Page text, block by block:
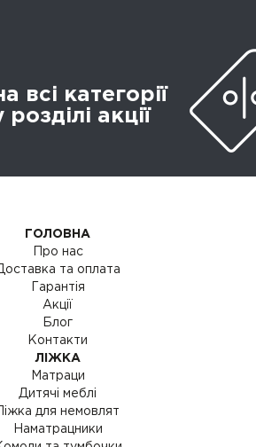
всі категорії
акції
ГОЛОВНА
Про нас
та оплата
Гарантія
Акції
Блог
Контакти
ЛІЖКА
Матраци
Дитячі меблі
для немовлят
Наматрацники